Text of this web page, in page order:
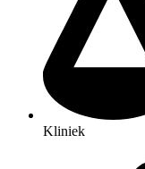
Kliniek